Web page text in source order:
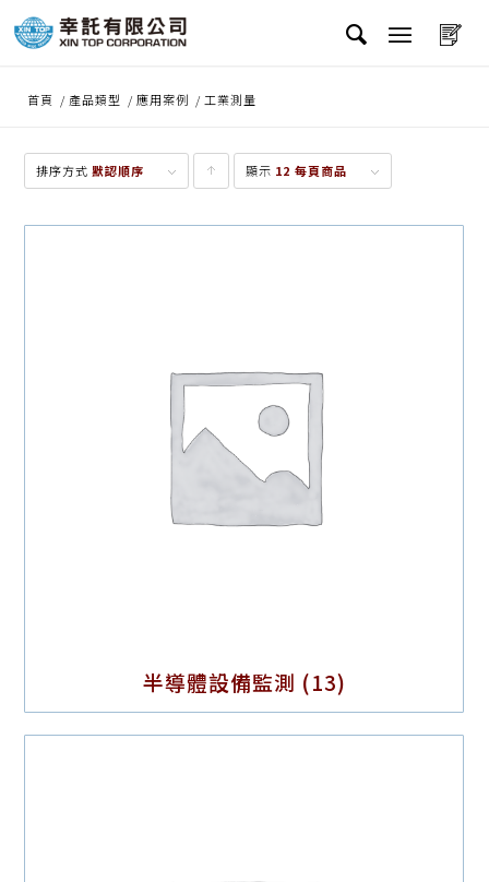
首頁 / 產品類型 / 應用案例 / 工業測量
排序方式默認順序
點
顯示 12 每頁商品
半導體設備監測 (13)